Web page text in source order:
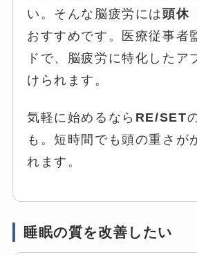
い。そんな脳疲労には頭休
おすすめです。医療従事者
ドで、脳疲労に特化したア
けられます。
気軽に始めるなら RE/SET
も。短時間でも頭の重さが
れます。
睡眠の質を改善したい